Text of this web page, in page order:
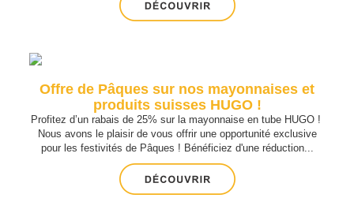
Offre de Pâques sur nos mayonnaises et
produits suisses HUGO !
Profitez d’un rabais de 25% sur la mayonnaise en tube HUGO !
Nous avons le plaisir de vous offrir une opportunité exclusive
pour les festivités de Pâques ! Bénéficiez d'une réduction...